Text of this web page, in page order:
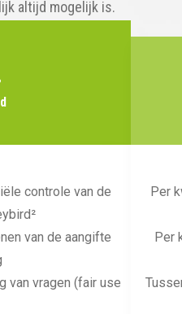
altijd mogelijk is.
controle van de
van de aangifte
van vragen (fair use
Per
Per